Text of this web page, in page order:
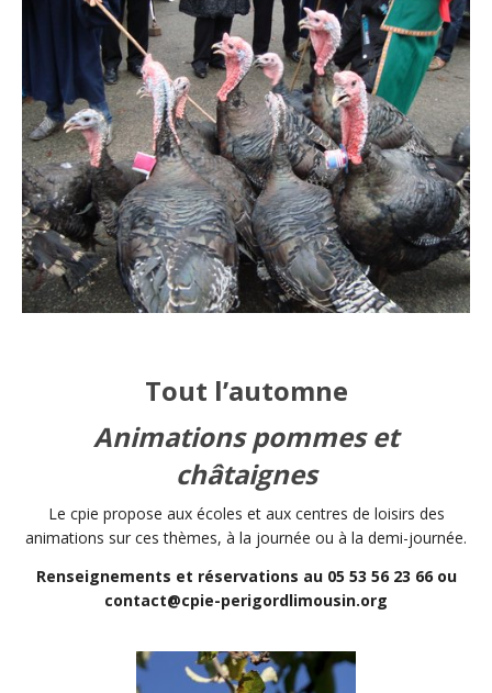
Tout l’automne
Animations pommes et
châtaignes
Le cpie propose aux écoles et aux centres de loisirs des
animations sur ces thèmes, à la journée ou à la demi-journée.
Renseignements et réservations au 05 53 56 23 66 ou
contact@cpie-perigordlimousin.org